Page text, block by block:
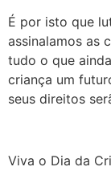
É por isto que
assinalamos as
tudo o que
criança um
seus direitos
Viva o Dia da